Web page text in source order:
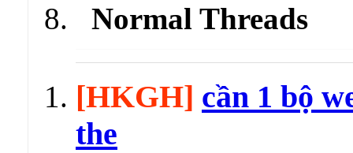
Normal Threads
[HKGH] cần 1 bộ
the